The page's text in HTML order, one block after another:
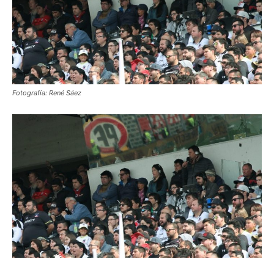
Fotografía: René Sáez